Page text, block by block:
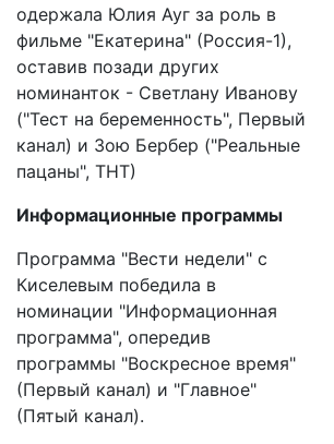
одержала Юлия Ауг за роль в
фильме "Екатерина" (Россия-1),
оставив позади других
номинанток - Светлану Иванову
("Тест на беременность", Первый
канал) и Зою Бербер ("Реальные
пацаны", ТНТ)
Информационные программы
Программа "Вести недели" с
Киселевым победила в
номинации "Информационная
программа", опередив
программы "Воскресное время"
(Первый канал) и "Главное"
(Пятый канал).